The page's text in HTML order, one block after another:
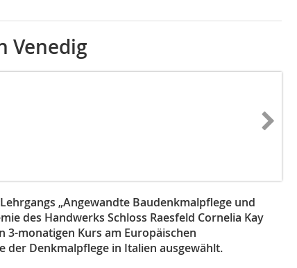
Venedig
„Angewandte Baudenkmalpflege und
des Handwerks Schloss Raesfeld Cornelia Kay
monatigen Kurs am Europäischen
Denkmalpflege in Italien ausgewählt.